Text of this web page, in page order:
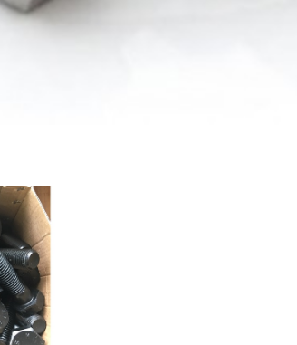
Bulong lục giác chìm inox